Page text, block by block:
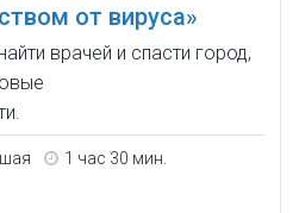
от вируса»
врачей и спасти город,
1 час 30 мин.